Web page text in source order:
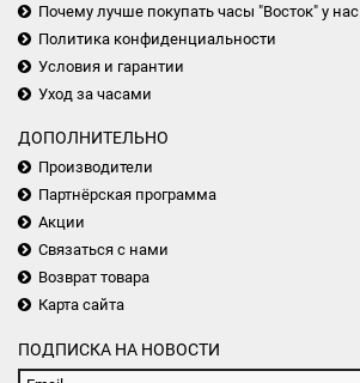
Почему лучше покупать часы "Восток" у нас
Политика конфиденциальности
Условия и гарантии
Уход за часами
ДОПОЛНИТЕЛЬНО
Производители
Партнёрская программа
Акции
Связаться с нами
Возврат товара
Карта сайта
ПОДПИСКА НА НОВОСТИ